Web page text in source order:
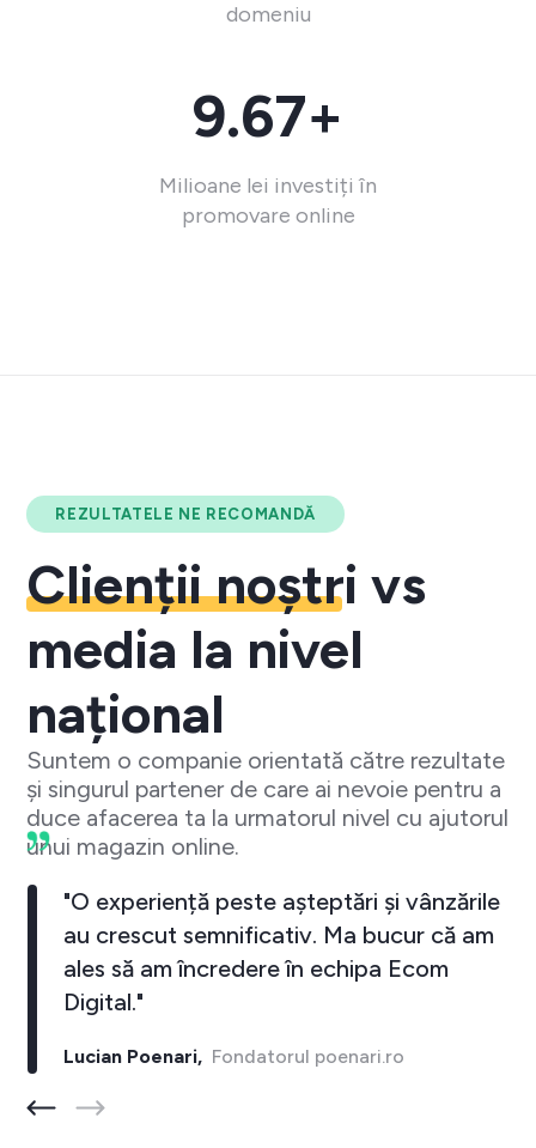
domeniu
9.67+
Milioane lei investiți în
promovare online
REZULTATELE NE RECOMANDĂ
Clienții noștri vs
media la nivel
național
Suntem o companie orientată către rezultate
și singurul partener de care ai nevoie pentru a
duce afacerea ta la urmatorul nivel cu ajutorul
unui magazin online.
"O experiență peste așteptări și vânzările
au crescut semnificativ. Ma bucur că am
ales să am încredere în echipa Ecom
Digital."
Lucian Poenari,Fondatorul poenari.ro